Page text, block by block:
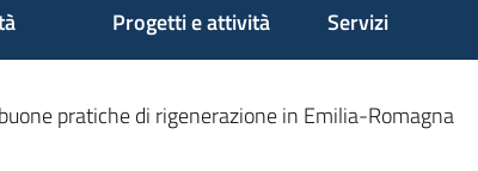
Progetti e attività Servizi
pratiche di rigenerazione in Emilia-Romagna